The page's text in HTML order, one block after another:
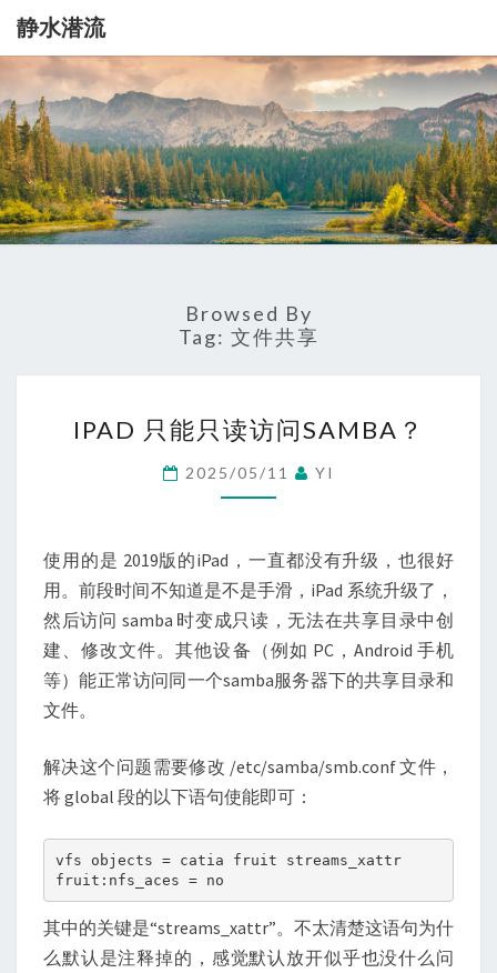
静水潜流
静
水
潜
流
记
录
一
点
生
活
Browsed By
Tag: 文件共享
只
能
只
访
问
SAMBA？
IPAD 只能只读访问SAMBA？
2025/05/11 YI
使用的是 2019版的iPad，一直都没有升级，也很好
用。前段时间不知道是不是手滑，iPad 系统升级了，
然后访问 samba 时变成只读，无法在共享目录中创
建、修改文件。其他设备（例如 PC，Android 手机
等）能正常访问同一个samba服务器下的共享目录和
文件。
解决这个问题需要修改 /etc/samba/smb.conf 文件，
将 global 段的以下语句使能即可：
vfs objects = catia fruit streams_xattr
fruit:nfs_aces = no
其中的关键是“streams_xattr”。不太清楚这语句为什
么默认是注释掉的，感觉默认放开似乎也没什么问